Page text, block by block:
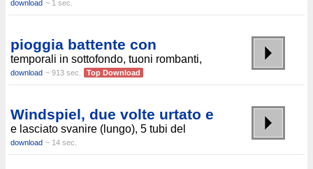
download ~ 1 sec.
pioggia battente con
temporali in sottofondo, tuoni rombanti,
download ~ 913 sec. Top Download
Windspiel, due volte urtato e
e lasciato svanire (lungo), 5 tubi del
download ~ 14 sec.